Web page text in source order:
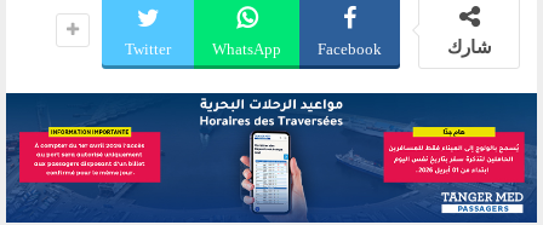
شارك Facebook
WhatsApp
Twitter